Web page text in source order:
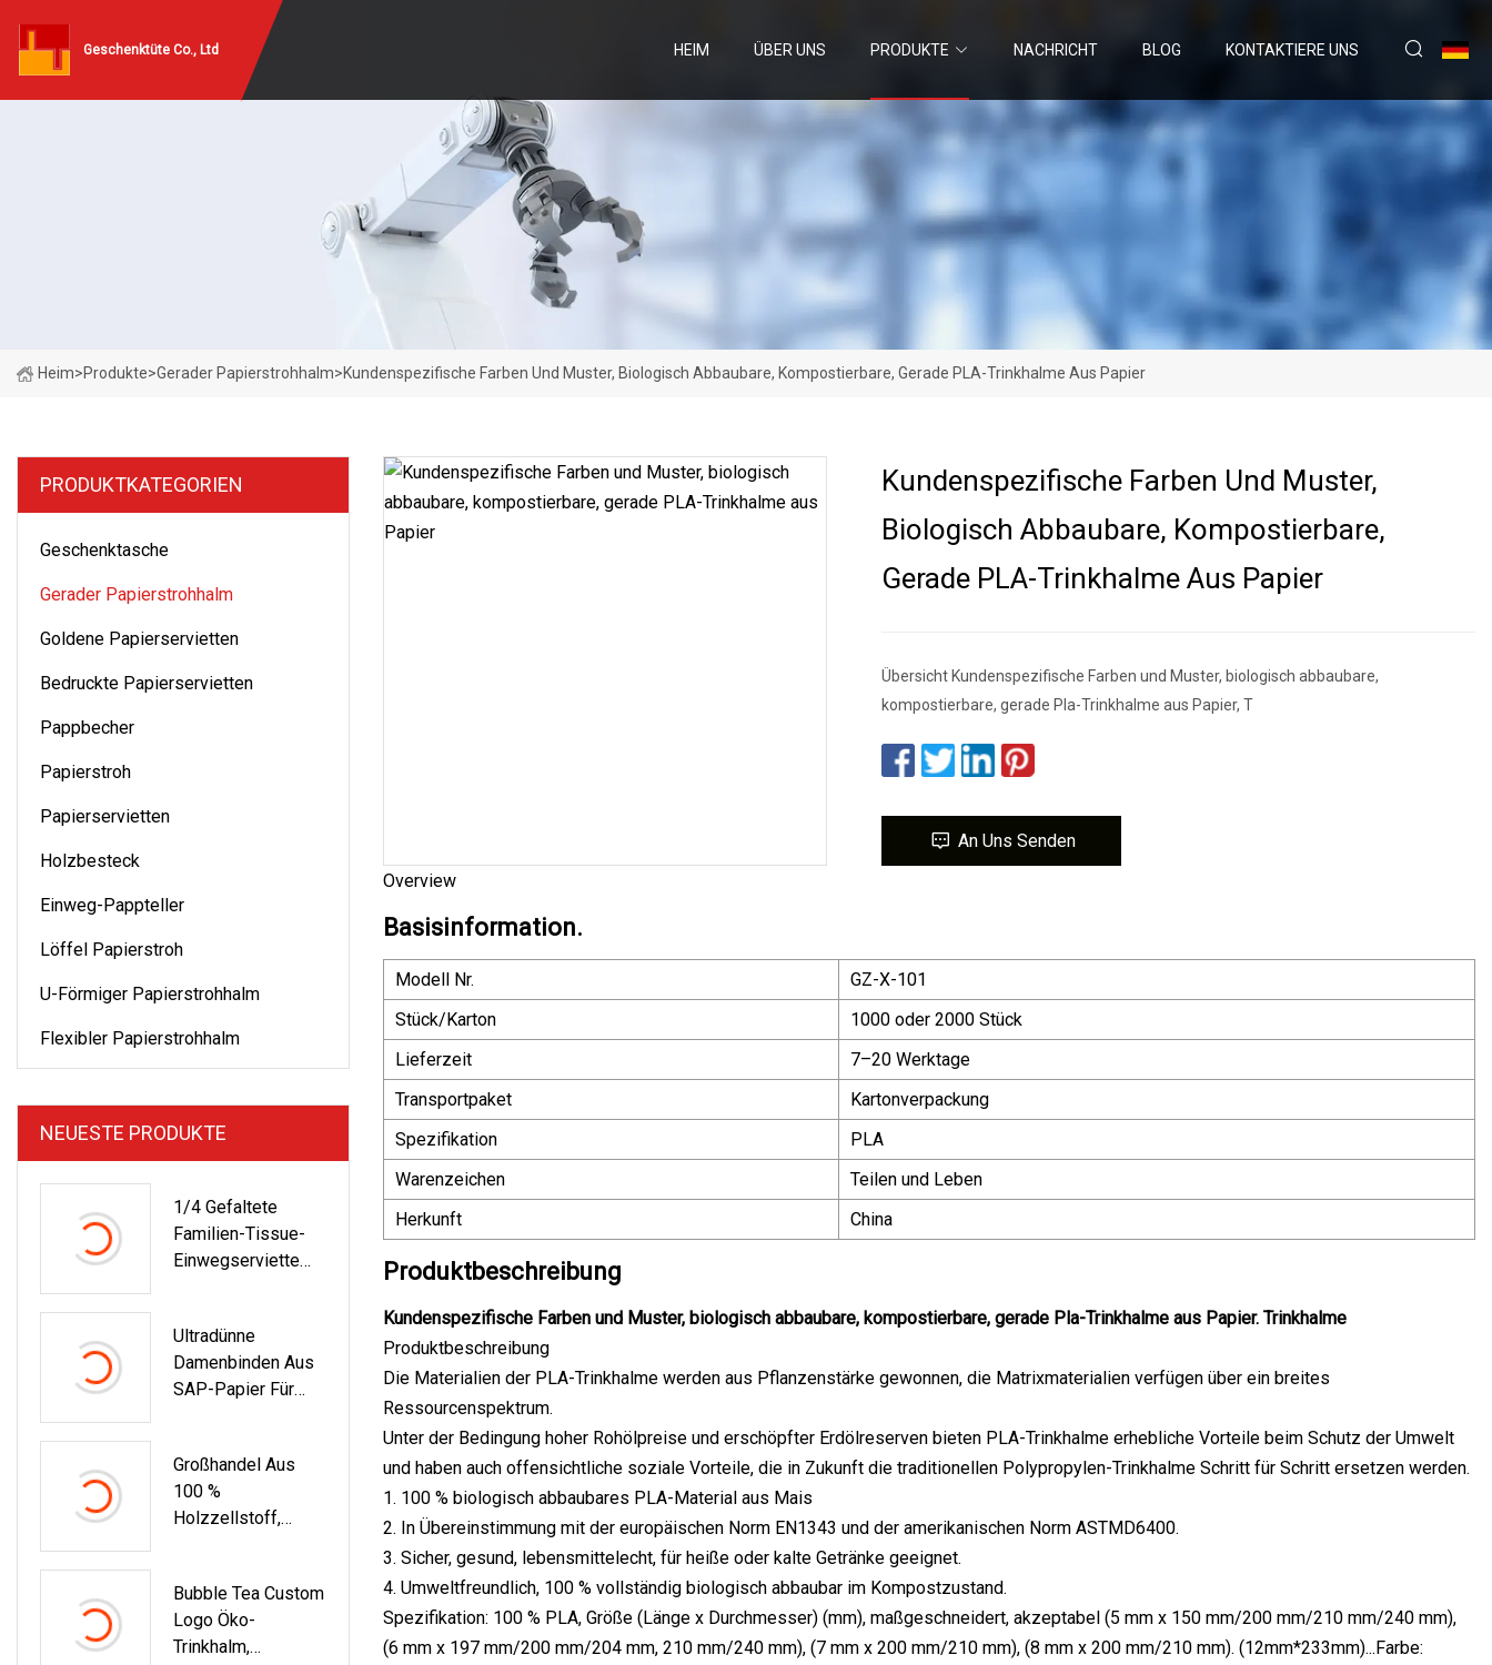
Geschenktüte Co., Ltd HEIM ÜBER UNS PRODUKTE NACHRICHT BLOG KONTAKTIERE UNS
Heim>Produkte>Gerader Papierstrohhalm>Kundenspezifische Farben Und Muster, Biologisch Abbaubare, Kompostierbare, Gerade PLA-Trinkhalme Aus Papier
PRODUKTKATEGORIEN
Geschenktasche
Gerader Papierstrohhalm
Goldene Papierservietten
Bedruckte Papierservietten
Pappbecher
Papierstroh
Papierservietten
Holzbesteck
Einweg-Pappteller
Löffel Papierstroh
U-Förmiger Papierstrohhalm
Flexibler Papierstrohhalm
NEUESTE PRODUKTE
1/4 Gefaltete
Familien-Tissue-
Einwegserviette
Weiße Ecke,
Geprägte Cocktail-
Bio-Serviette2
Ultradünne
Damenbinden Aus
SAP-Papier Für
Handel
Großhandel Aus
100 %
Holzzellstoff,
En, Servietten
Bubble Tea Custom
Logo Öko-
Trinkhalm,
Kundenspezifische Farben Und Muster,
Biologisch Abbaubare, Kompostierbare,
Gerade PLA-Trinkhalme Aus Papier
Übersicht Kundenspezifische Farben und Muster, biologisch abbaubare,
kompostierbare, gerade Pla-Trinkhalme aus Papier, T
An Uns Senden
Overview
Basisinformation.
Modell Nr.
GZ-X-101
Stück/Karton
1000 oder 2000 Stück
Lieferzeit
7–20 Werktage
Transportpaket
Kartonverpackung
Spezifikation
PLA
Warenzeichen
Teilen und Leben
Herkunft
China
Produktbeschreibung
Kundenspezifische Farben und Muster, biologisch abbaubare, kompostierbare, gerade Pla-Trinkhalme aus Papier. Trinkhalme
Produktbeschreibung
Die Materialien der PLA-Trinkhalme werden aus Pflanzenstärke gewonnen, die Matrixmaterialien verfügen über ein breites
Ressourcenspektrum.
Unter der Bedingung hoher Rohölpreise und erschöpfter Erdölreserven bieten PLA-Trinkhalme erhebliche Vorteile beim Schutz der Umwelt
und haben auch offensichtliche soziale Vorteile, die in Zukunft die traditionellen Polypropylen-Trinkhalme Schritt für Schritt ersetzen werden.
1. 100 % biologisch abbaubares PLA-Material aus Mais
2. In Übereinstimmung mit der europäischen Norm EN1343 und der amerikanischen Norm ASTMD6400.
3. Sicher, gesund, lebensmittelecht, für heiße oder kalte Getränke geeignet.
4. Umweltfreundlich, 100 % vollständig biologisch abbaubar im Kompostzustand.
Spezifikation: 100 % PLA, Größe (Länge x Durchmesser) (mm), maßgeschneidert, akzeptabel (5 mm x 150 mm/200 mm/210 mm/240 mm),
(6 mm x 197 mm/200 mm/204 mm, 210 mm/240 mm), (7 mm x 200 mm/210 mm), (8 mm x 200 mm/210 mm). (12mm*233mm)...Farbe: